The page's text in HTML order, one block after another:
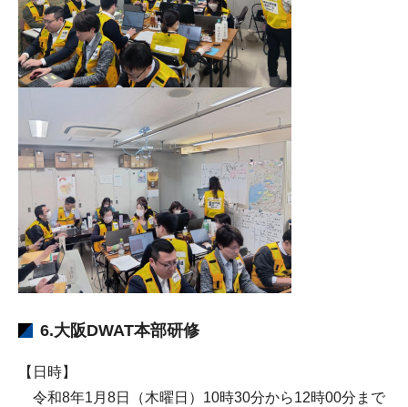
6.大阪DWAT本部研修
【日時】
令和8年1月8日（木曜日）10時30分から12時00分まで